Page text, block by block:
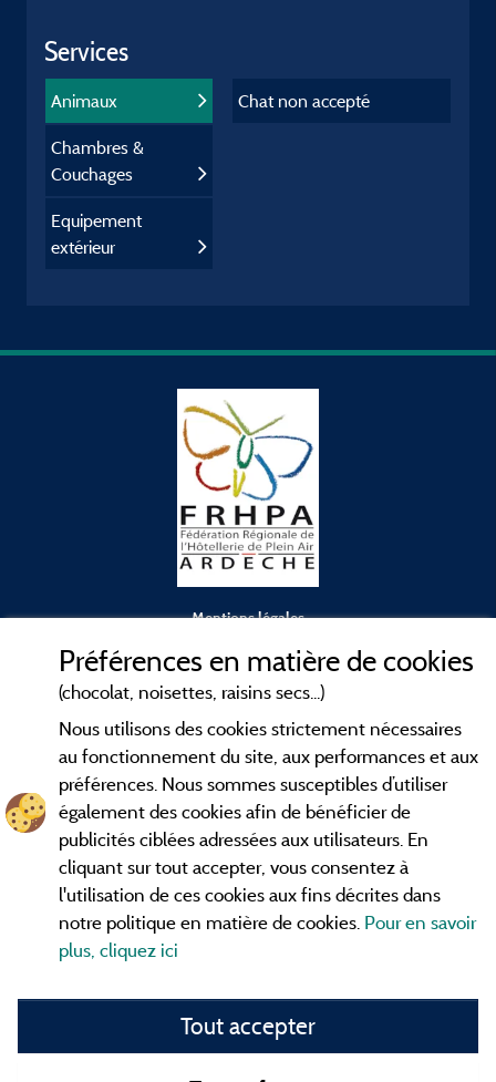
Services
Animaux
Chambres &
Couchages
Equipement
extérieur
Chat non accepté
Mentions légales
Contact
CGV
Les meilleurscampings en Ardèche . Consultez les fiches de
nos adhérents et découvrez nos meilleures offres dans les
Gorges de l'Ardèche, le célèbrePont d'Arc, la grotte de l'Aven
d'Orgnac, Le mont Gerbier de Jonc ou le mont Mézenc...
informez vous directement ici en ligne avant de contacter le
Faites vous votre propre idée du camping, au pied d'un lac,
avec clubenfants, avec vos animaux de compagnie, sous la
Préférences en matière de cookies
(chocolat, noisettes, raisins secs...)
Nous utilisons des cookies strictement nécessaires
au fonctionnement du site, aux performances et aux
préférences. Nous sommes susceptibles d’utiliser
également des cookies afin de bénéficier de
publicités ciblées adressées aux utilisateurs. En
cliquant sur tout accepter, vous consentez à
l'utilisation de ces cookies aux fins décrites dans
notre politique en matière de cookies. Pour en savoir
plus, cliquez ici
Tout accepter